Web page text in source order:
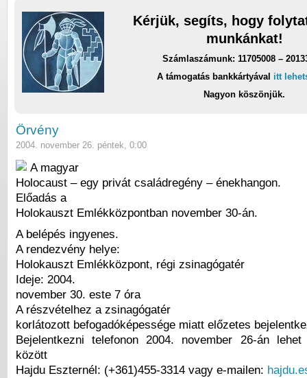
Kérjük, segíts, hogy
munkánkat!
Számlaszámunk: 11705008 –
A támogatás bankkártyával itt
Nagyon köszönjük.
Örvény
2004. november 26. péntek, 0:00
A magyar
Holocaust – egy privát családregény – énekhangon.
Előadás a
Holokauszt Emlékközpontban november 30-án.
A belépés ingyenes.
A rendezvény helye:
Holokauszt Emlékközpont, régi zsinagógatér
Ideje: 2004.
november 30. este 7 óra
A részvételhez a zsinagógatér
korlátozott befogadóképessége miatt előzetes
Bejelentkezni telefonon 2004. november 26-án
között
Hajdu Eszternél: (+361)455-3314 vagy e-mailen: